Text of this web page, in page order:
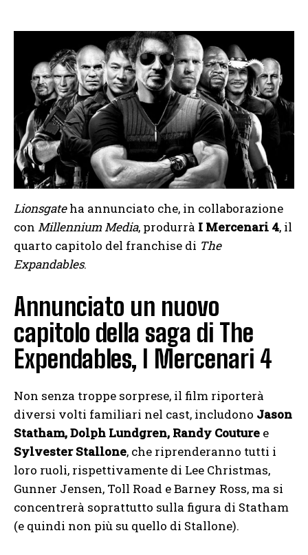
Lionsgateha annunciato che, in collaborazione
con Millennium Media, produrrà I Mercenari 4, il
quarto capitolo del franchise di The
Expandables.
Annunciato un nuovo
capitolo della saga di The
Expendables, I Mercenari 4
Non senza troppe sorprese, il film riporterà
diversi volti familiari nel cast, includono Jason
Statham, Dolph Lundgren, Randy Couture e
Sylvester Stallone, che riprenderanno tutti i
loro ruoli, rispettivamente di Lee Christmas,
Gunner Jensen, Toll Road e Barney Ross, ma si
concentrerà soprattutto sulla figura di Statham
(e quindi non più su quello di Stallone).